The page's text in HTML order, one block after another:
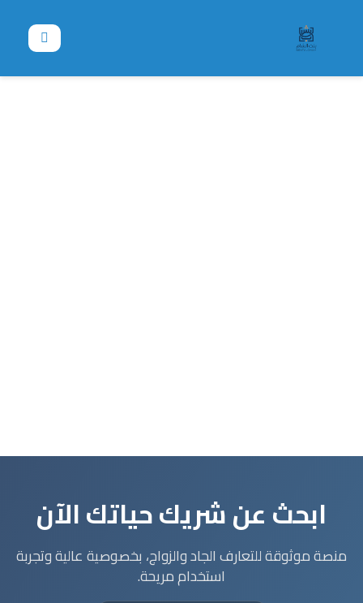
ابحث عن شريك حياتك الآن
منصة موثوقة للتعارف الجاد والزواج، بخصوصية عالية وتجربة
استخدام مريحة.